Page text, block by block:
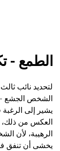
الطمع -
لتحديد نائب
الشخص الجشع -
يشير إلى
العكس من ذلك،
الرهيبة، لأن
يخشى أن تنفق